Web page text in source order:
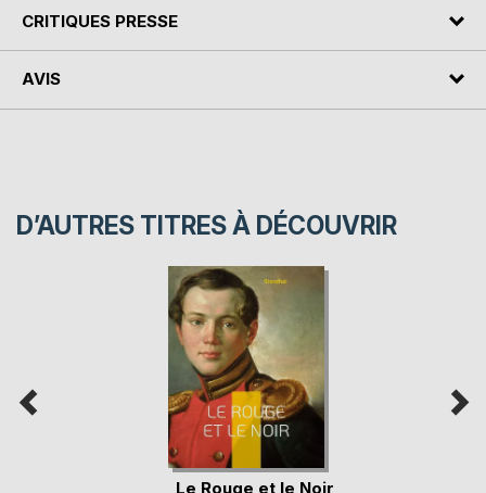
CRITIQUES PRESSE
AVIS
D’AUTRES TITRES À DÉCOUVRIR
Le Rouge et le Noir